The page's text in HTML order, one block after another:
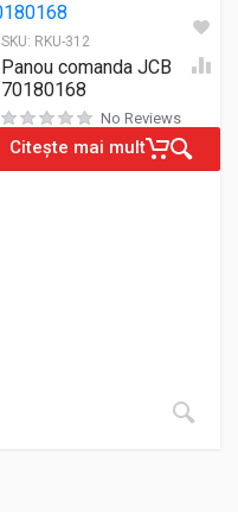
SKU: RKU-312
Panou comanda JCB
70180168
No Reviews
Citește mai mult